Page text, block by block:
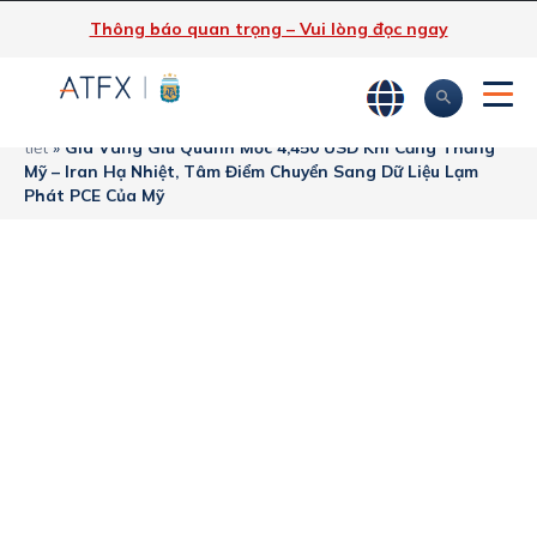
Thông báo quan trọng – Vui lòng đọc ngay
Tin tức thị trường & Thông tin chi
tiết » Giá Vàng Giữ Quanh Mốc 4,450 USD Khi Căng Thẳng
Mỹ – Iran Hạ Nhiệt, Tâm Điểm Chuyển Sang Dữ Liệu Lạm
Phát PCE Của Mỹ